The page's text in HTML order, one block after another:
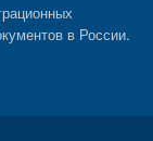
в России.